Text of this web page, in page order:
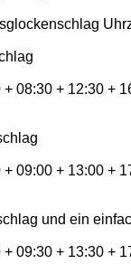
+ 08:30 + 12:30 +
+ 09:00 + 13:00 +
und ein
+ 09:30 + 13:30 +